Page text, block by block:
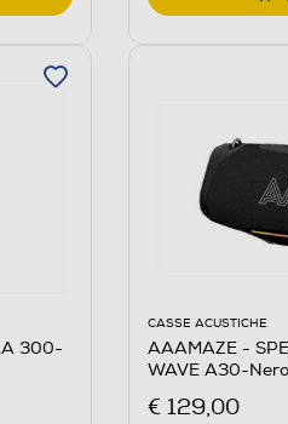
300-
CASSE ACUSTICHE
AAAMAZE -
WAVE A30-Nero
€ 129,00